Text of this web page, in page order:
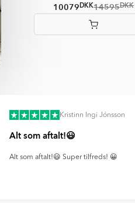
10079DKK14595DKK
Item
1
Kristinn Ingi Jónsson
Alt som aftalt!😃
Alt som aftalt!😃 Super tilfreds! 😀